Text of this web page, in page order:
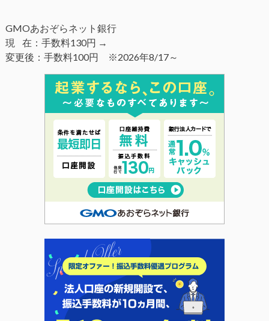
GMOあおぞらネット銀行
現 在：手数料130円 →
変更後：手数料100円 ※2026年8/17～